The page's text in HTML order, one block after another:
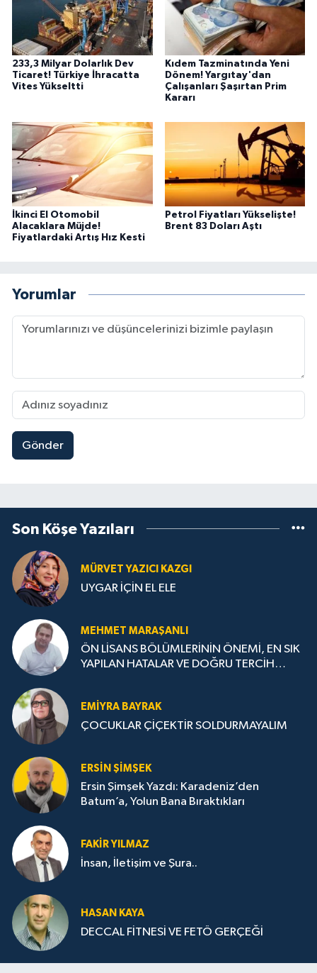
233,3 Milyar Dolarlık Dev
Ticaret! Türkiye İhracatta
Vites Yükseltti
Kıdem Tazminatında Yeni
Dönem! Yargıtay'dan
Çalışanları Şaşırtan Prim
Kararı
İkinci El Otomobil
Alacaklara Müjde!
Fiyatlardaki Artış Hız Kesti
Petrol Fiyatları Yükselişte!
Brent 83 Doları Aştı
Yorumlar
Gönder
Son Köşe Yazıları
MÜRVET YAZICI KAZGI
UYGAR İÇİN EL ELE
MEHMET MARAŞANLI
ÖN LİSANS BÖLÜMLERİNİN ÖNEMİ, EN SIK
YAPILAN HATALAR VE DOĞRU TERCİH
EMIYRA BAYRAK
ÇOCUKLAR ÇİÇEKTİR SOLDURMAYALIM
ERSIN ŞIMŞEK
Ersin Şimşek Yazdı: Karadeniz’den
Batum’a, Yolun Bana Bıraktıkları
FAKIR YILMAZ
İnsan, İletişim ve Şura..
HASAN KAYA
DECCAL FİTNESİ VE FETÖ GERÇEĞİ